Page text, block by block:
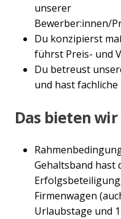
unserer
Bewerber:innen/
Du konzipierst
führst Preis- und
Du betreust
und hast
Das bieten
Gehaltsband hast
Firmenwagen
Urlaubstage und